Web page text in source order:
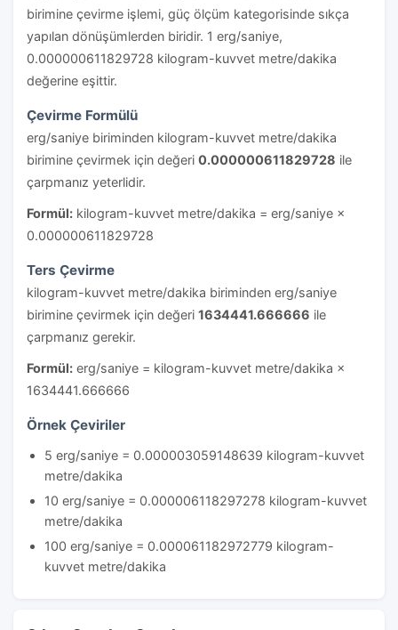
birimine çevirme işlemi, güç ölçüm kategorisinde sıkça
yapılan dönüşümlerden biridir. 1 erg/saniye,
0.000000611829728 kilogram-kuvvet metre/dakika
değerine eşittir.
Çevirme Formülü
erg/saniye biriminden kilogram-kuvvet metre/dakika
birimine çevirmek için değeri 0.000000611829728 ile
çarpmanız yeterlidir.
Formül: kilogram-kuvvet metre/dakika = erg/saniye ×
0.000000611829728
Ters Çevirme
kilogram-kuvvet metre/dakika biriminden erg/saniye
birimine çevirmek için değeri 1634441.666666 ile
çarpmanız gerekir.
Formül: erg/saniye = kilogram-kuvvet metre/dakika ×
1634441.666666
Örnek Çeviriler
5 erg/saniye = 0.000003059148639 kilogram-kuvvet
metre/dakika
10 erg/saniye = 0.000006118297278 kilogram-kuvvet
metre/dakika
100 erg/saniye = 0.000061182972779 kilogram-
kuvvet metre/dakika